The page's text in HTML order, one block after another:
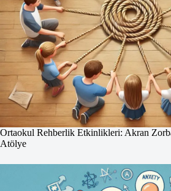
Ortaokul Rehberlik Etkinlikleri: Akran
Atölye